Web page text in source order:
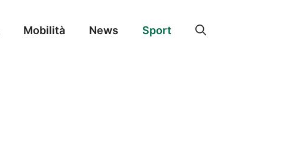
Mobilità News Sport